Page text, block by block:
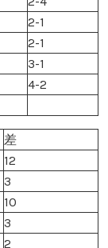
2-1
2-1
3-1
4-2
差
12
3
10
3
2